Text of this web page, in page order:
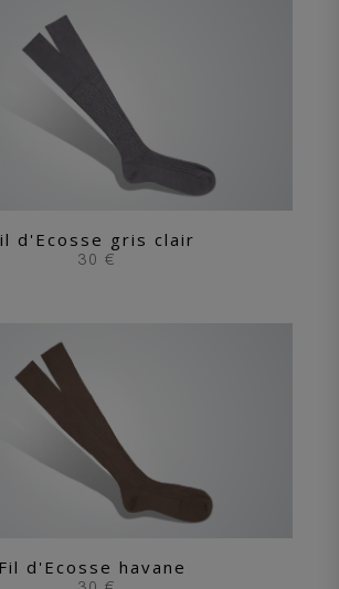
d'Ecosse gris clair
30 €
Fil d'Ecosse havane